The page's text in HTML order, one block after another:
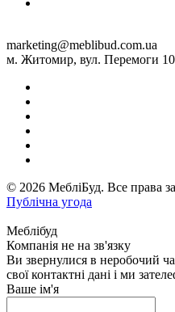
marketing@meblibud.com.ua
м. Житомир, вул. Перемоги
© 2026 МебліБуд. Все права
Публічна угода
Меблібуд
Компанія не на зв'язку
Ви звернулися в неробочий
свої контактні дані і ми
Ваше ім'я